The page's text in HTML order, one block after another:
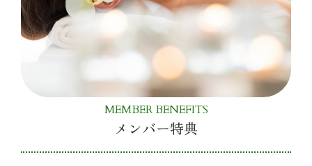
MEMBER BENEFITS
メンバー特典